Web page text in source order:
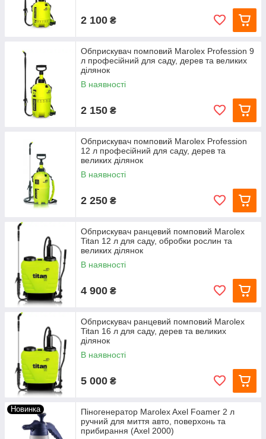
2 100 ₴
Обприскувач помповий Marolex Profession 9
л професійний для саду, дерев та великих
ділянок
В наявності
2 150 ₴
Обприскувач помповий Marolex Profession
12 л професійний для саду, дерев та
великих ділянок
В наявності
2 250 ₴
Обприскувач ранцевий помповий Marolex
Titan 12 л для саду, обробки рослин та
великих ділянок
В наявності
4 900 ₴
Обприскувач ранцевий помповий Marolex
Titan 16 л для саду, дерев та великих
ділянок
В наявності
5 000 ₴
Новинка
Піногенератор Marolex Axel Foamer 2 л
ручний для миття авто, поверхонь та
прибирання (Axel 2000)